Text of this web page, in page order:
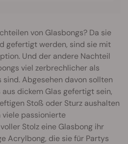
von Glasbongs? Da sie
gefertigt werden, sind sie mit
Und der andere Nachteil
viel zerbrechlicher als
Abgesehen davon sollten
dickem Glas gefertigt sein,
Stoß oder Sturz aushalten
viele passionierte
Stolz eine Glasbong ihr
Acrylbong, die sie für Partys